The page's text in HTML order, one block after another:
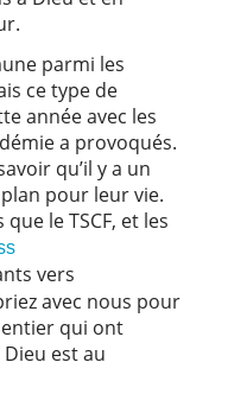
parmi les
ce type de
année avec les
a provoqués.
qu’il y a un
pour leur vie.
le TSCF, et les
vers
avec nous pour
qui ont
est au